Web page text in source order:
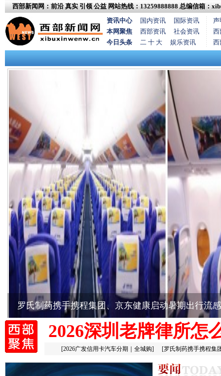
西部新闻网：前沿 真实 引领 公益 网站热线：13259888888 总编信箱：
资讯中心
国内资讯
国际资讯
本网聚焦
西部资讯
社会资讯
今日头条
二 十 大 娱乐资讯
声
西
西
罗氏制药携手携程集团、京东健康启动暑期出行流
2026深圳老牌律所怎
[2026广发信用卡汽车分期｜全城购] [罗氏制药携手携程集